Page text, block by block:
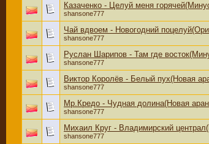
Казаченко - Целуй меня
shansone777
Чай вдвоем - Новогодний
shansone777
Руслан Шарипов - Там где
shansone777
Виктор Королёв - Белый пух(Новая
shansone777
Мр.Кредо - Чудная долина(Новая
shansone777
Михаил Круг - Владимирский
shansone777